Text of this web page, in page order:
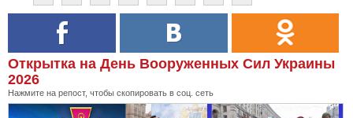
Открытка на День Вооруженных Сил Украины
2026
Нажмите на репост, чтобы скопировать в соц. сеть